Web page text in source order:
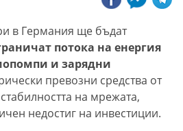
в Германия ще бъдат
потока на енергия
и зарядни
превозни средства от
на мрежата,
недостиг на инвестиции.